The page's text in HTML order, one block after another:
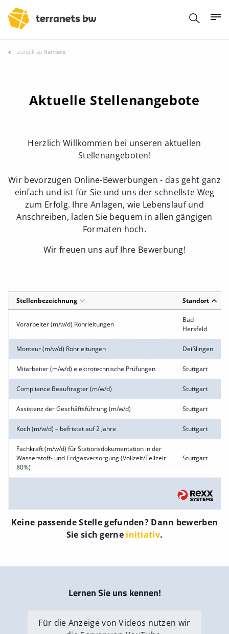
zurück zu Karriere
Aktuelle Stellenangebote
Herzlich Willkommen bei unseren aktuellen
Stellenangeboten!
Wir bevorzugen Online-Bewerbungen - das geht ganz
einfach und ist für Sie und uns der schnellste Weg
zum Erfolg. Ihre Anlagen, wie Lebenslauf und
Anschreiben, laden Sie bequem in allen gängigen
Formaten hoch.
Wir freuen uns auf Ihre Bewerbung!
Stellenbezeichnung Standort
Vorarbeiter (m/w/d) Rohrleitungen
Bad
Hersfeld
Monteur (m/w/d) Rohrleitungen Deißlingen
Mitarbeiter (m/w/d) elektrotechnische Prüfungen Stuttgart
Compliance Beauftragter (m/w/d) Stuttgart
Assistenz der Geschäftsführung (m/w/d) Stuttgart
Koch (m/w/d) – befristet auf 2 Jahre Stuttgart
Fachkraft (m/w/d) für Stationsdokumentation in der
Wasserstoff- und Erdgasversorgung (Vollzeit/Teilzeit
80%)
Stuttgart
Keine passende Stelle gefunden? Dann bewerben
Sie sich gerne initiativ.
Lernen Sie uns kennen!
Für die Anzeige von Videos nutzen wir